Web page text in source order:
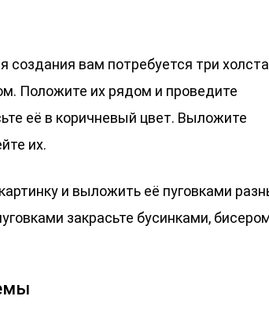
создания вам потребуется три
Положите их рядом и проведите
её в коричневый цвет. Выложите
их.
и выложить её пуговками
закрасьте бусинками,